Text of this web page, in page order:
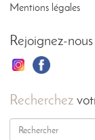
Mentions légales
Rejoignez-
Recherchez